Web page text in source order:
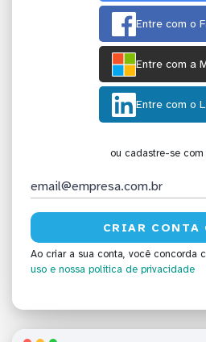
Entre com o
Entre com a
Entre com o
ou cadastre-se com
Ao criar a sua conta, você concorda
uso e nossa política de privacidade